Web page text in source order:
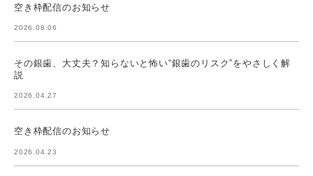
空き枠配信のお知らせ
2026.08.06
その銀歯、大丈夫？知らないと怖い“銀歯のリスク”をやさしく解
説
2026.04.27
空き枠配信のお知らせ
2026.04.23